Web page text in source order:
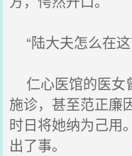
“陆大夫怎么在这
仁心医馆的医女
施诊，甚至范正廉
时日将她纳为己用
出了事。